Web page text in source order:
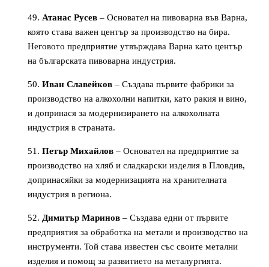
Атанас Русев – Основател на пивоварна във Варна,
която става важен център за производство на бира.
Неговото предприятие утвърждава Варна като център
на българската пивоварна индустрия.
Иван Славейков – Създава първите фабрики за
производство на алкохолни напитки, като ракия и вино,
и допринася за модернизирането на алкохолната
индустрия в страната.
Петър Михайлов – Основател на предприятие за
производство на хляб и сладкарски изделия в Пловдив,
допринасяйки за модернизацията на хранителната
индустрия в региона.
Димитър Маринов – Създава едни от първите
предприятия за обработка на метали и производство на
инструменти. Той става известен със своите метални
изделия и помощ за развитието на металургията.